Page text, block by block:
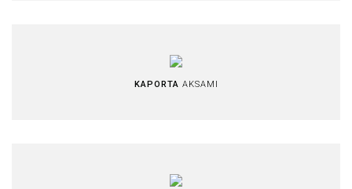
KAPORTA AKSAMI